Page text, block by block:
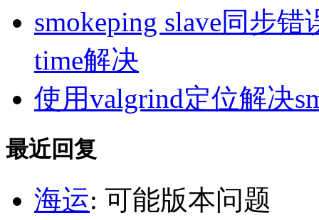
smokeping slave同步错
time解决
使用valgrind定位解决
最近回复
海运: 可能版本问题